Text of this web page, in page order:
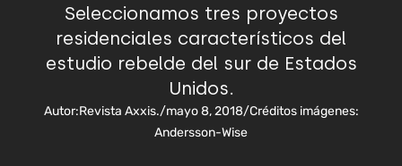
Seleccionamos tres proyectos
residenciales característicos del
estudio rebelde del sur de Estados
Unidos.
Autor:Revista Axxis./mayo 8, 2018/Créditos imágenes:
Andersson-Wise